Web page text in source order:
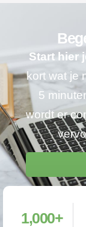
Start hier
kort wat je
5
wordt er
1,000+